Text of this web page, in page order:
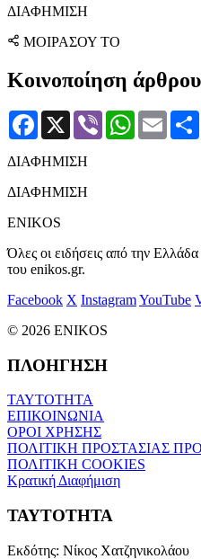
ΔΙΑΦΗΜΙΣΗ
ΜΟΙΡΑΣΟΥ ΤΟ
Κοινοποίηση άρθρου
Facebook
X Viber WhatsApp
Email
ΔΙΑΦΗΜΙΣΗ
ΔΙΑΦΗΜΙΣΗ
ENIKOS
Όλες οι ειδήσεις από την
του enikos.gr.
Facebook X InstagramYouTube
© 2026 ENIKOS
ΠΛΟΗΓΗΣΗ
ΤΑΥΤΟΤΗΤΑ
ΕΠΙΚΟΙΝΩΝΙΑ
ΟΡΟΙ ΧΡΗΣΗΣ
ΠΟΛΙΤΙΚΗ ΠΡΟΣΤΑΣΙΑΣ
ΠΟΛΙΤΙΚΗ COOKIES
Κρατική Διαφήμιση
ΤΑΥΤΟΤΗΤΑ
Εκδότης: Νίκος Χατζηνικολάου